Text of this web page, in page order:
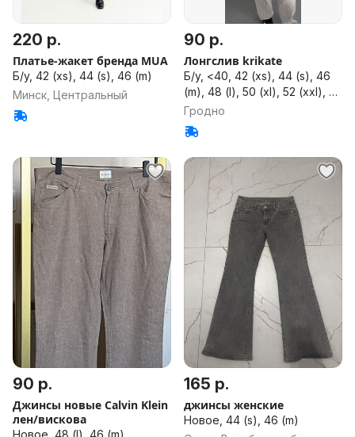
220 р.
Платье-жакет бренда MUA
Б/у, 42 (xs), 44 (s), 46 (m)
Минск, Центральный
90 р.
Лонгслив krikate
Б/у, <40, 42 (xs), 44 (s), 46
(m), 48 (l), 50 (xl), 52 (xxl), 54
(xxxl), 56 (bxl), 58, 60, 62,
64, 66, 68, 70, 72, 74, >74,
универсальный размер
Гродно
90 р.
Джинсы новые Calvin Klein
лен/вискова
Новое, 48 (l), 46 (m)
165 р.
джинсы женские
Новое, 44 (s), 46 (m)